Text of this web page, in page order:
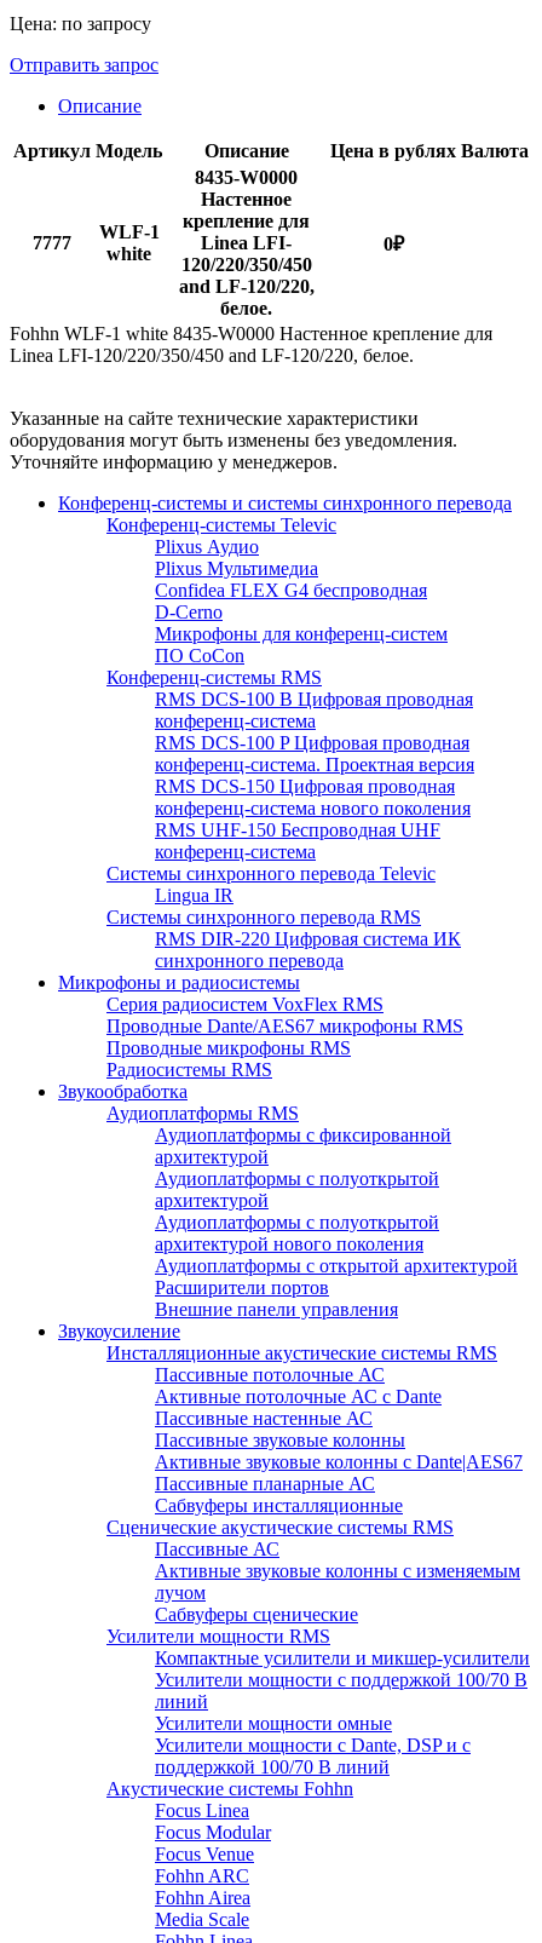
Цена: по запросу
Отправить запрос
Описание
Артикул Модель Описание Цена в рублях Валюта
7777
WLF-1
white
8435-W0000
Настенное
крепление для
Linea LFI-
120/220/350/450
and LF-120/220,
белое.
0₽
Fohhn WLF-1 white 8435-W0000 Настенное крепление для
Linea LFI-120/220/350/450 and LF-120/220, белое.
Указанные на сайте технические характеристики
оборудования могут быть изменены без уведомления.
Уточняйте информацию у менеджеров.
Конференц-системы и системы синхронного перевода
Конференц-системы Televic
Plixus Аудио
Plixus Мультимедиа
Confidea FLEX G4 беспроводная
D-Cerno
Микрофоны для конференц-систем
ПО CoCon
Конференц-системы RMS
RMS DCS-100 B Цифровая проводная
конференц-система
RMS DCS-100 P Цифровая проводная
конференц-система. Проектная версия
RMS DCS-150 Цифровая проводная
конференц-система нового поколения
RMS UHF-150 Беспроводная UHF
конференц-система
Системы синхронного перевода Televic
Lingua IR
Системы синхронного перевода RMS
RMS DIR-220 Цифровая система ИК
синхронного перевода
Микрофоны и радиосистемы
Серия радиосистем VoxFlex RMS
Проводные Dante/AES67 микрофоны RMS
Проводные микрофоны RMS
Радиосистемы RMS
Звукообработка
Аудиоплатформы RMS
Аудиоплатформы с фиксированной
архитектурой
Аудиоплатформы с полуоткрытой
архитектурой
Аудиоплатформы с полуоткрытой
архитектурой нового поколения
Аудиоплатформы с открытой архитектурой
Расширители портов
Внешние панели управления
Звукоусиление
Инсталляционные акустические системы RMS
Пассивные потолочные АС
Активные потолочные АС с Dante
Пассивные настенные АС
Пассивные звуковые колонны
Активные звуковые колонны с Dante|AES67
Пассивные планарные АС
Сабвуферы инсталляционные
Сценические акустические системы RMS
Пассивные АС
Активные звуковые колонны с изменяемым
лучом
Сабвуферы сценические
Усилители мощности RMS
Компактные усилители и микшер-усилители
Усилители мощности с поддержкой 100/70 В
линий
Усилители мощности омные
Усилители мощности с Dante, DSP и с
поддержкой 100/70 В линий
Акустические системы Fohhn
Focus Linea
Focus Modular
Focus Venue
Fohhn ARC
Fohhn Airea
Media Scale